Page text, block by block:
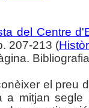
del Centre
207-213 (
el preu
a mitjan